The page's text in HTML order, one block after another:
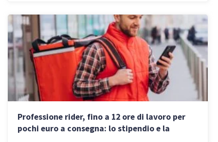
Professione rider, fino a 12 ore di lavoro per
pochi euro a consegna: lo stipendio e la